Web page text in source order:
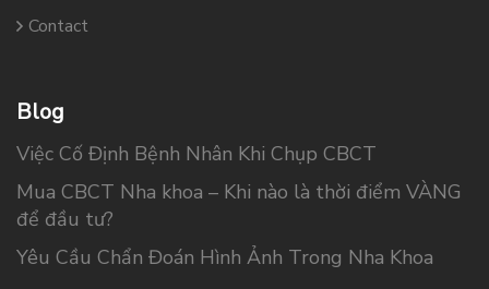
Contact
Blog
Việc Cố Định Bệnh Nhân Khi Chụp CBCT
Mua CBCT Nha khoa – Khi nào là thời điểm VÀNG
để đầu tư?
Yêu Cầu Chẩn Đoán Hình Ảnh Trong Nha Khoa